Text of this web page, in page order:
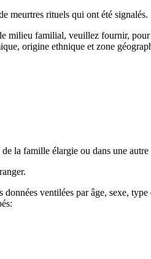
meurtres rituels qui ont été signalés.
milieu familial, veuillez fournir, pour
origine ethnique et zone
la famille élargie ou dans une
ventilées par âge, sexe,